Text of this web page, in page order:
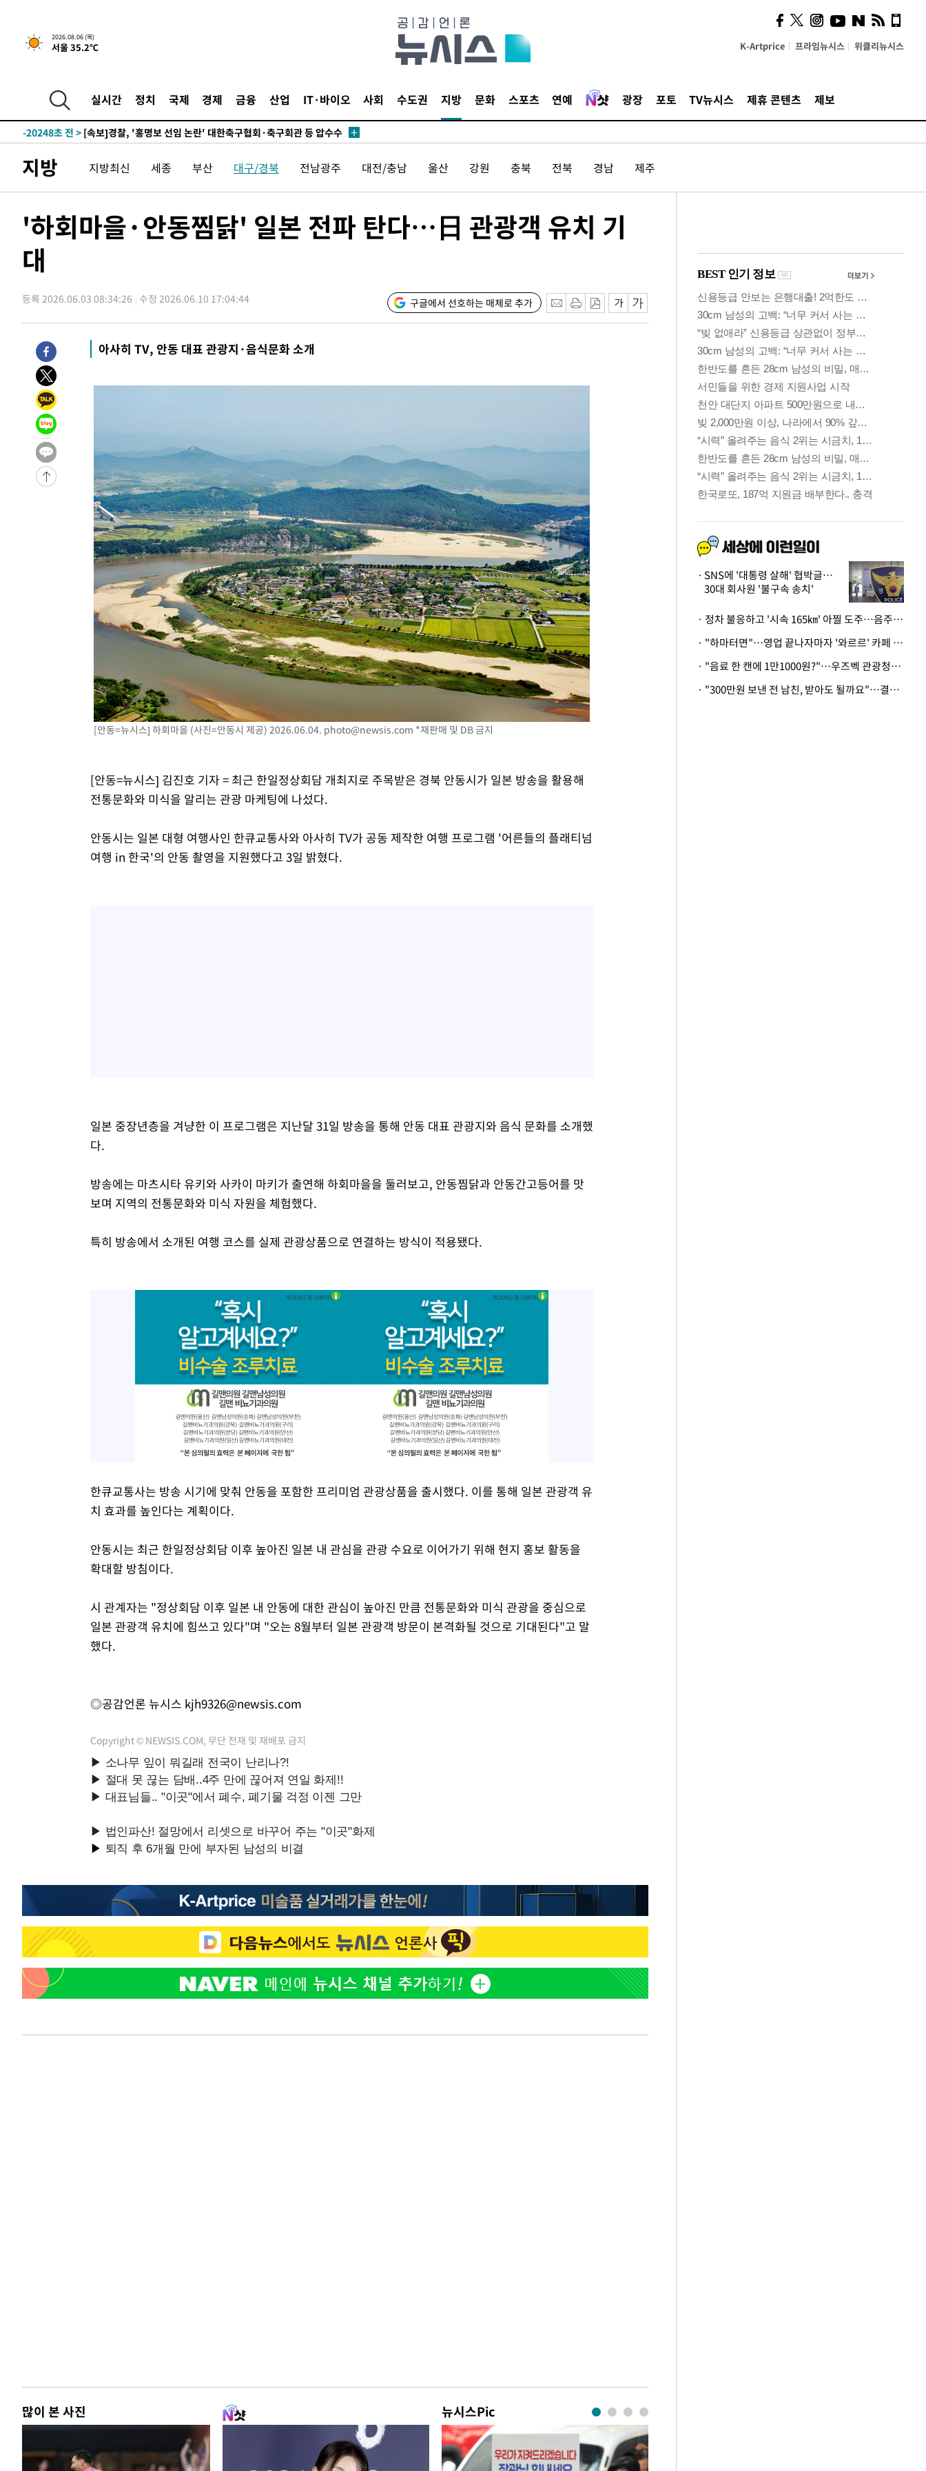
2026.08.06 (목)
서울 35.2℃ K-Artprice 프라임뉴시스 위클리뉴시스
실시간 정치 국제 경제 금융 산업 IT·바이오 사회 수도권 지방 문화 스포츠 연예 광장 포토 TV뉴시스 제휴 콘텐츠 제보
4시간 전 >[속보] "이란-오만, 호르무즈 해협 통행 항로 합의" 이란 외무부 대변인
-25416초 전 >내일까지 39도 '펄펄'…기상청 "태풍 지나며 폭염 잠시 꺾인다"
-25031초 전 >
"美간섭에 합의 지연"…트럼프, '이란 호르무즈 통제권' 수용할까
-21551초 전 >
-20248초 전 > [속보]경찰, '홍명보 선임 논란' 대한축구협회·축구회관 등 압수수
상
-19428초 전 >
[속보]코스피 매도사이드카 발동…4%대 급락
-18700초 전 >[속보]전남광주 초대 시민추천 부시장에 백승주·윤난실
-14828초 전 >
[속보]코스닥, 2.15포인트(0.27%) 내린 797.44 출발
-14811초 전 >
-11258초 전 >
-8571초 전 >미 워싱턴주 스포캔 시의 통제불능 3개 산불, 방화선 일부 구축
-744초 전 >[속보] 호르무즈 해협 이란-오만 협상 기대속 뉴욕증시 혼조 마감 다우
0.49%↑
15분 전 >
[속보] 이란 대통령 "지금 최고지도자와 소통하기가 매우 어려워" 취임 3
년 인터뷰
4시간 전 >
-25416초 전 >
내일까지 39도 '펄펄'…기상청 "태풍 지나며 폭염 잠시 꺾인다"
-25053초 전 >
-25031초 전 >
-21551초 전 >
-20248초 전 >
[속보]경찰, '홍명보 선임 논란' 대한축구협회·축구회관 등 압수수
-19635초 전 >
[속보]산업장관 "美무역법 제301조 과잉생산 결과 발표 8월 중 예
[속보]코스피 매도사이드카 발동…4%대 급락
[속보]전남광주 초대 시민추천 부시장에 백승주·윤난실
서울 열대야 15일째 지속…비공식 '초열대야' 30도 넘어
[속보]코스닥, 2.15포인트(0.27%) 내린 797.44 출발
[속보]코스피, 119.51포인트(1.81%) 내린 6478.75 개장
6월 경상수지 497.3억 달러…두 달 연속 사상 최대
서울 낮 39도 '폭염중대경보'…40도 관측 가능성도
미 워싱턴주 스포캔 시의 통제불능 3개 산불, 방화선 일부 구축
[속보] 호르무즈 해협 이란-오만 협상 기대속 뉴욕증시 혼조 마감 다우
[속보] 이란 대통령 "지금 최고지도자와 소통하기가 매우 어려워" 취임 3
[속보] "이란-오만, 호르무즈 해협 통행 항로 합의" 이란 외무부 대변인
지방 지방최신 세종 부산 대구/경북 전남광주 대전/충남 울산 강원 충북 전북 경남 제주
'하회마을·안동찜닭' 일본 전파 탄다…日 관광객 유치 기
대
등록 2026.06.03 08:34:26 수정 2026.06.10 17:04:44 구글에서 선호하는 매체로 추가
아사히 TV, 안동 대표 관광지·음식문화 소개
[안동=뉴시스] 하회마을 (사진=안동시 제공) 2026.06.04. photo@newsis.com *재판매 및 DB 금지
[안동=뉴시스] 김진호 기자 = 최근 한일정상회담 개최지로 주목받은 경북 안동시가 일본 방송을 활용해
전통문화와 미식을 알리는 관광 마케팅에 나섰다.
안동시는 일본 대형 여행사인 한큐교통사와 아사히 TV가 공동 제작한 여행 프로그램 '어른들의 플래티넘
여행 in 한국'의 안동 촬영을 지원했다고 3일 밝혔다.
일본 중장년층을 겨냥한 이 프로그램은 지난달 31일 방송을 통해 안동 대표 관광지와 음식 문화를 소개했
다.
방송에는 마츠시타 유키와 사카이 마키가 출연해 하회마을을 둘러보고, 안동찜닭과 안동간고등어를 맛
보며 지역의 전통문화와 미식 자원을 체험했다.
특히 방송에서 소개된 여행 코스를 실제 관광상품으로 연결하는 방식이 적용됐다.
한큐교통사는 방송 시기에 맞춰 안동을 포함한 프리미엄 관광상품을 출시했다. 이를 통해 일본 관광객 유
치 효과를 높인다는 계획이다.
안동시는 최근 한일정상회담 이후 높아진 일본 내 관심을 관광 수요로 이어가기 위해 현지 홍보 활동을
확대할 방침이다.
시 관계자는 "정상회담 이후 일본 내 안동에 대한 관심이 높아진 만큼 전통문화와 미식 관광을 중심으로
일본 관광객 유치에 힘쓰고 있다"며 "오는 8월부터 일본 관광객 방문이 본격화될 것으로 기대된다"고 말
했다.
◎공감언론 뉴시스 kjh9326@newsis.com
Copyright © NEWSIS.COM, 무단 전재 및 재배포 금지
많이 본 사진 뉴시스Pic
계…'고급 가요'의 주체적
영토
SNS에 '대통령 살해' 협박글…
30대 회사원 '불구속 송치'
· 정차 불응하고 '시속 165㎞' 아찔 도주…음주운전자 체포
· "하마터면"…영업 끝나자마자 '와르르' 카페 테라스 덮친 대리석 외벽
· "음료 한 캔에 1만1000원?"…우즈벡 관광청까지 나섰다, 유튜버 폭로 후폭풍
· "300만원 보낸 전 남친, 받아도 될까요"…결혼 앞둔 예비신부의 뜻밖 고충